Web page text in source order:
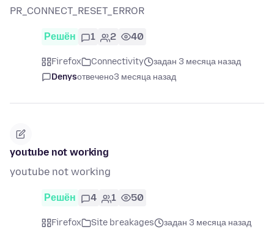
PR_CONNECT_RESET_ERROR
Решён 1 2 40
Firefox Connectivity
задан 3 месяца назад
Denysотвечено3 месяца назад
youtube not working
youtube not working
Решён 4 1 50
Firefox Site breakages
задан 3 месяца назад